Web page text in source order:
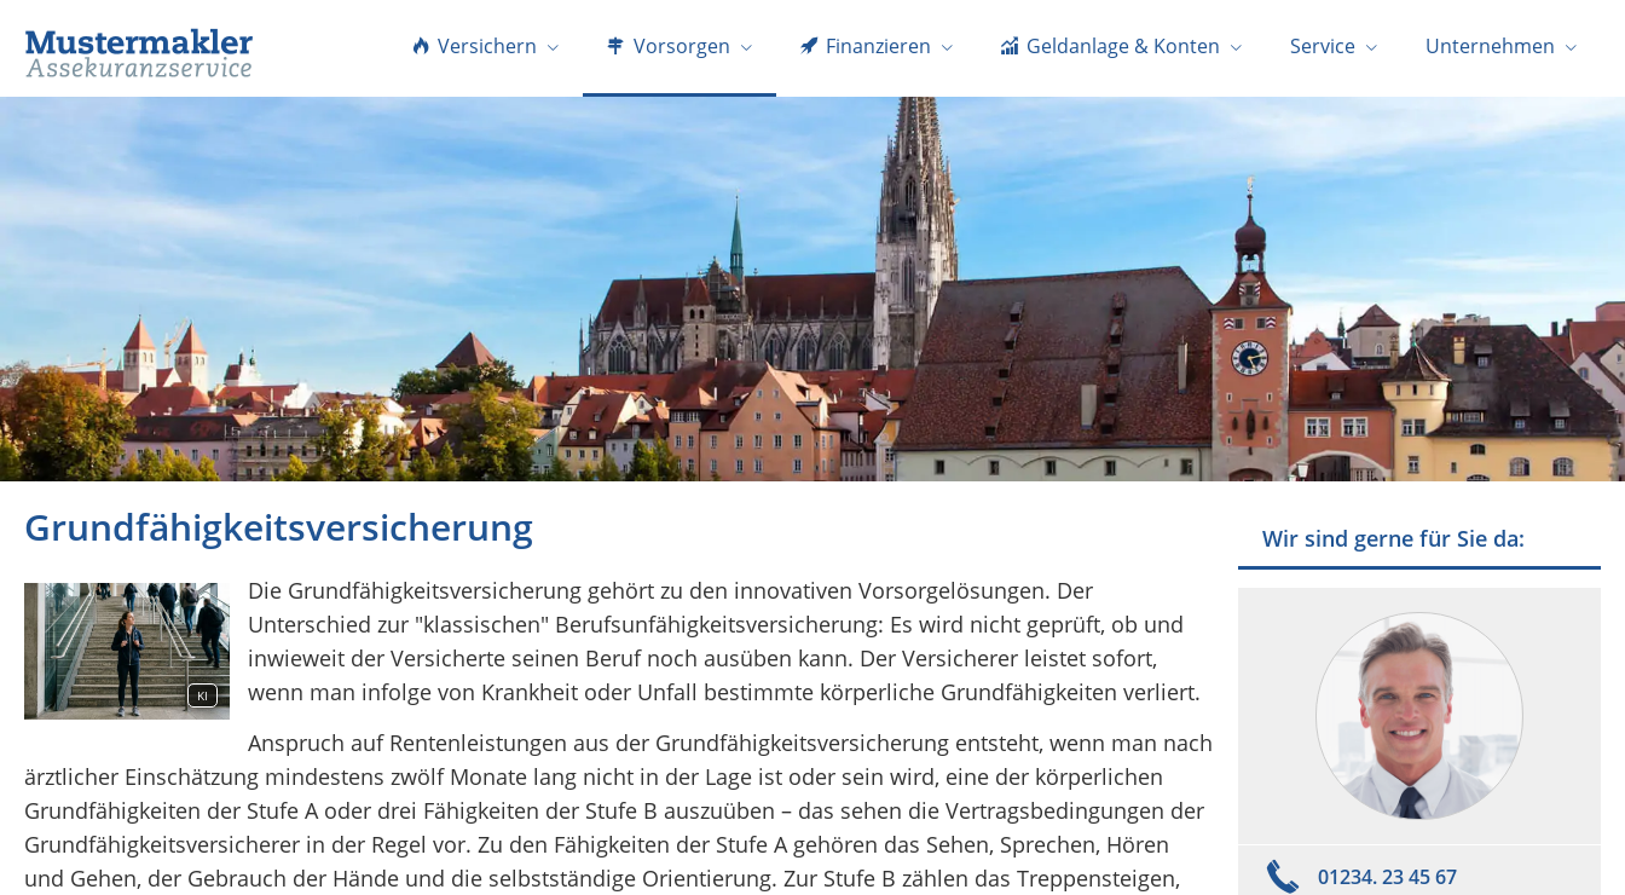
Versichern Vorsorgen Finanzieren Geldanlage & Konten Service Unternehmen
Wir sind gerne für Sie da:
01234. 23 45 67
Grundfähigkeitsversicherung
KI
Die Grundfähigkeitsversicherung gehört zu den innovativen Vorsorgelösungen. Der
Unterschied zur "klassischen" Berufsunfähigkeitsversicherung: Es wird nicht geprüft, ob und
inwieweit der Versicherte seinen Beruf noch ausüben kann. Der Versicherer leistet sofort,
wenn man infolge von Krankheit oder Unfall bestimmte körperliche Grundfähigkeiten verliert.
Anspruch auf Rentenleistungen aus der Grundfähigkeitsversicherung entsteht, wenn man nach
ärztlicher Einschätzung mindestens zwölf Monate lang nicht in der Lage ist oder sein wird, eine der körperlichen
Grundfähigkeiten der Stufe A oder drei Fähigkeiten der Stufe B auszuüben – das sehen die Vertragsbedingungen der
Grundfähigkeitsversicherer in der Regel vor. Zu den Fähigkeiten der Stufe A gehören das Sehen, Sprechen, Hören
und Gehen, der Gebrauch der Hände und die selbstständige Orientierung. Zur Stufe B zählen das Treppensteigen,